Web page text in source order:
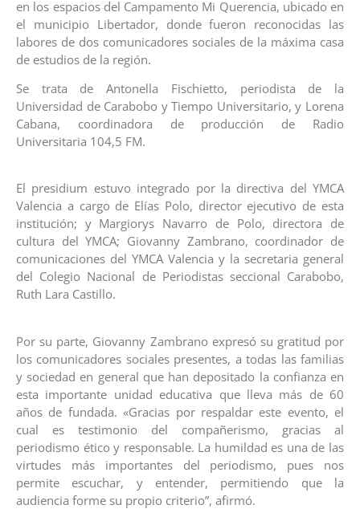
en los espacios del Campamento Mi Querencia, ubicado en
el municipio Libertador, donde fueron reconocidas las
labores de dos comunicadores sociales de la máxima casa
de estudios de la región.
Se trata de Antonella Fischietto, periodista de la
Universidad de Carabobo y Tiempo Universitario, y Lorena
Cabana, coordinadora de producción de Radio
Universitaria 104,5 FM.
El presidium estuvo integrado por la directiva del YMCA
Valencia a cargo de Elías Polo, director ejecutivo de esta
institución; y Margiorys Navarro de Polo, directora de
cultura del YMCA; Giovanny Zambrano, coordinador de
comunicaciones del YMCA Valencia y la secretaria general
del Colegio Nacional de Periodistas seccional Carabobo,
Ruth Lara Castillo.
Por su parte, Giovanny Zambrano expresó su gratitud por
los comunicadores sociales presentes, a todas las familias
y sociedad en general que han depositado la confianza en
esta importante unidad educativa que lleva más de 60
años de fundada. «Gracias por respaldar este evento, el
cual es testimonio del compañerismo, gracias al
periodismo ético y responsable. La humildad es una de las
virtudes más importantes del periodismo, pues nos
permite escuchar, y entender, permitiendo que la
audiencia forme su propio criterio”, afirmó.